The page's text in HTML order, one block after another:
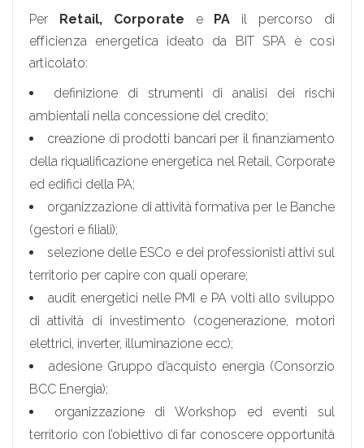
Per Retail, Corporate e PA il percorso di
efficienza energetica ideato da BIT SPA è così
articolato:
definizione di strumenti di analisi dei rischi
ambientali nella concessione del credito;
creazione di prodotti bancari per il finanziamento
della riqualificazione energetica nel Retail, Corporate
ed edifici della PA;
organizzazione di attività formativa per le Banche
(gestori e filiali);
selezione delle ESCo e dei professionisti attivi sul
territorio per capire con quali operare;
audit energetici nelle PMI e PA volti allo sviluppo
di attività di investimento (cogenerazione, motori
elettrici, inverter, illuminazione ecc);
adesione Gruppo d’acquisto energia (Consorzio
BCC Energia);
organizzazione di Workshop ed eventi sul
territorio con l’obiettivo di far conoscere opportunità